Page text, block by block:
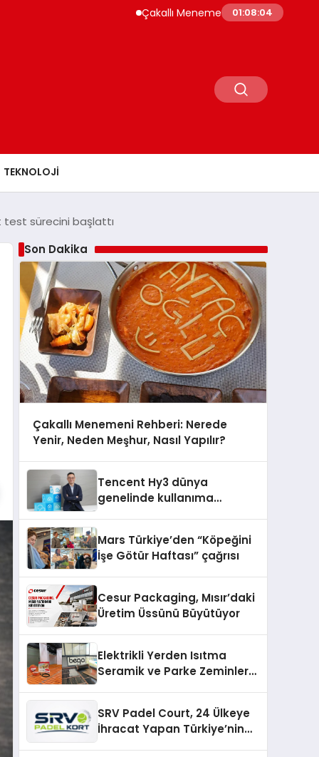
Çakallı Menemeni Rehberi: Nerede Yenir,
01:08:05
TEKNOLOJI
test sürecini başlattı
Son Dakika
Çakallı Menemeni Rehberi: Nerede
Yenir, Neden Meşhur, Nasıl Yapılır?
Tencent Hy3 dünya
genelinde kullanıma
Mars Türkiye’den “Köpeğini
İşe Götür Haftası” çağrısı
Cesur Packaging, Mısır’daki
Üretim Üssünü Büyütüyor
Elektrikli Yerden Isıtma
Seramik ve Parke Zeminler
SRV Padel Court, 24 Ülkeye
İhracat Yapan Türkiye’nin